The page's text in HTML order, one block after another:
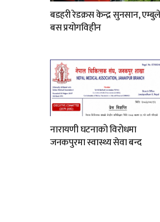
बडहरी रेडक्रस केन्द्र सुनसान,
बस प्रयोगविहीन
नारायणी घटनाको विरोधमा
जनकपुरमा स्वास्थ्य सेवा बन्द